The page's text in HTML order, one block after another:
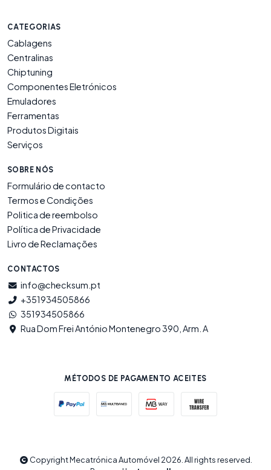
CATEGORIAS
Cablagens
Centralinas
Chiptuning
Componentes Eletrónicos
Emuladores
Ferramentas
Produtos Digitais
Serviços
SOBRE NÓS
Formulário de contacto
Termos e Condições
Politica de reembolso
Política de Privacidade
Livro de Reclamações
CONTACTOS
info@checksum.pt
+351934505866
351934505866
Rua Dom Frei António Montenegro 390, Arm. A
MÉTODOS DE PAGAMENTO ACEITES
Copyright Mecatrónica Automóvel 2026. All rights reserved.